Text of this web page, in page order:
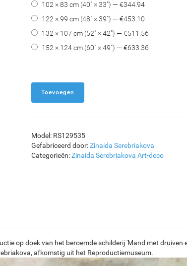
102 × 83 cm (40" × 33") — €344.94
122 × 99 cm (48" × 39") — €453.10
132 × 107 cm (52" × 42") — €511.56
152 × 124 cm (60" × 49") — €633.36
Model: RS129535
Gefabriceerd door:Zinaida Serebriakova
Categorieën:Zinaida Serebriakova Art-deco
op doek van het beroemde schilderij 'Mand met druiven
afkomstig uit het Reproductiemuseum.